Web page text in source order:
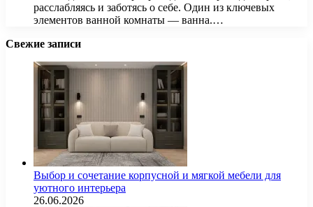
расслабляясь и заботясь о себе. Один из ключевых
элементов ванной комнаты — ванна.…
Свежие записи
Выбор и сочетание корпусной и мягкой мебели для
уютного интерьера
26.06.2026